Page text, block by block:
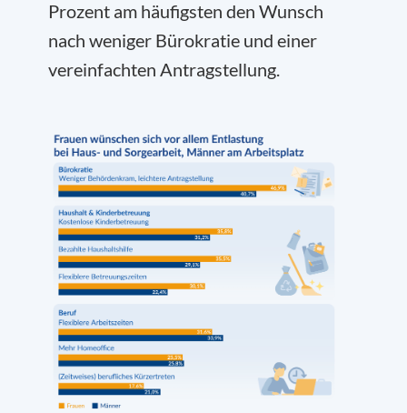
Prozent am häufigsten den Wunsch
nach weniger Bürokratie und einer
vereinfachten Antragstellung.